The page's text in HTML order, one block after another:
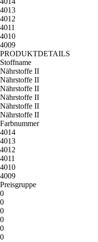
4013
4012
4011
4010
4009
PRODUKTDETAILS
Stoffname
Nährstoffe II
Nährstoffe II
Nährstoffe II
Nährstoffe II
Nährstoffe II
Nährstoffe II
Farbnummer
4014
4013
4012
4011
4010
4009
Preisgruppe
0
0
0
0
0
0